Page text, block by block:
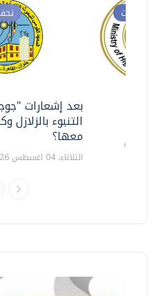
بعد إشعارات
التنبوء
معها؟
الثلاثاء، 04 اغسطس 2026 04:04 م
وحوارات